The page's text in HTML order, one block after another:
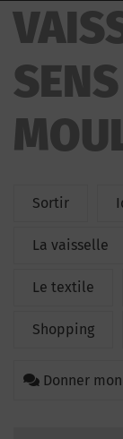
Sortir
La vaisselle
Le textile
Shopping
Donner